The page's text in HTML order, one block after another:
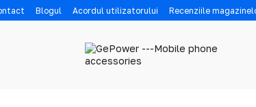
Blogul Acordul utilizatorului Recenziile